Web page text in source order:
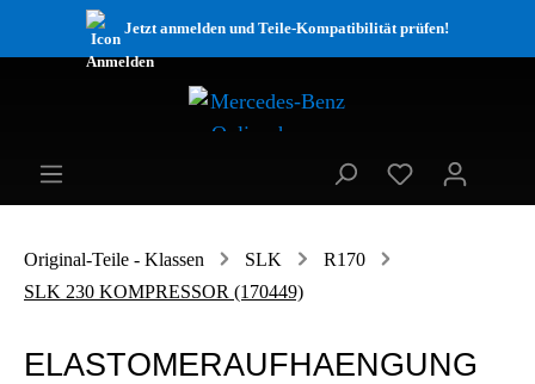
Jetzt anmelden und Teile-Kompatibilität prüfen!
Original-Teile - Klassen SLK
R170
SLK 230 KOMPRESSOR (170449)
ELASTOMERAUFHAENGUNG